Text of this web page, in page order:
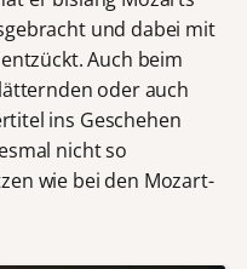
und dabei mit
Auch beim
oder auch
ins Geschehen
nicht so
wie bei den Mozart-